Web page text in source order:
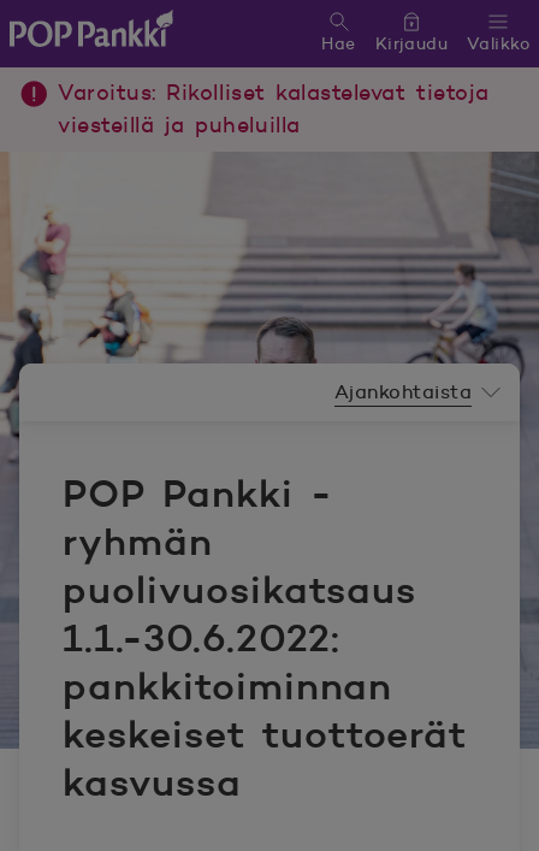
POP Pankki, etusivulle
Valikko
Hae Kirjaudu
Varoitus: Rikolliset kalastelevat tietoja
viesteillä ja puheluilla
POP Pankki -
ryhmän
puolivuosikatsaus
1.1.-30.6.2022:
pankkitoiminnan
keskeiset tuottoerät
kasvussa
Ajankohtaista